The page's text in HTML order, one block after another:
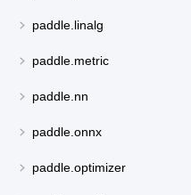
paddle.linalg
paddle.metric
paddle.nn
paddle.onnx
paddle.optimizer